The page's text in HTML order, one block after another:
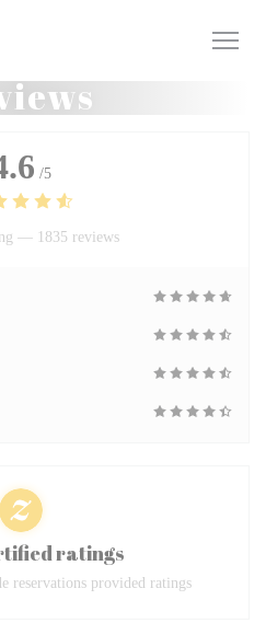
/5
— 1835 reviews
ratings
reservations provided ratings